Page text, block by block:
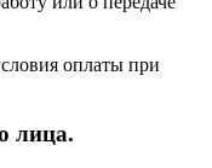
оплаты при
лица.